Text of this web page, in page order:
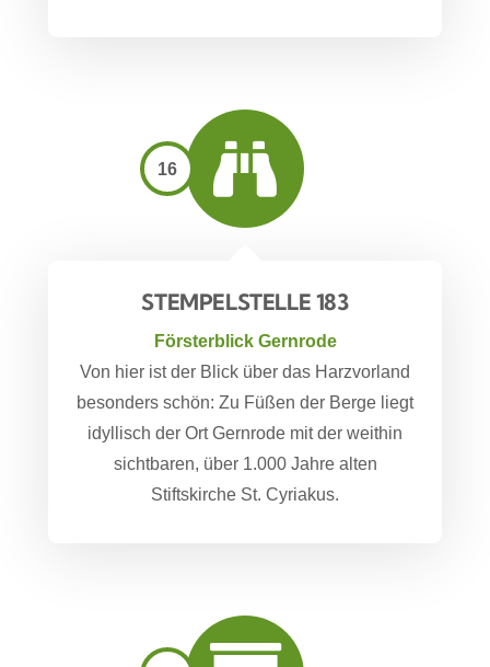
16
STEMPELSTELLE 183
Försterblick Gernrode
Von hier ist der Blick über das Harzvorland
besonders schön: Zu Füßen der Berge liegt
idyllisch der Ort Gernrode mit der weithin
sichtbaren, über 1.000 Jahre alten
Stiftskirche St. Cyriakus.